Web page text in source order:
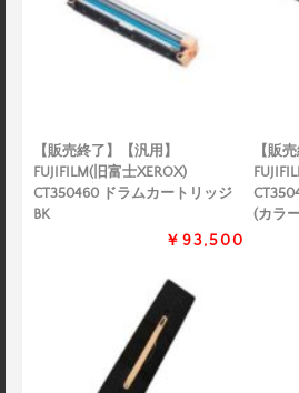
【販売終了】【汎用】
FUJIFILM(旧富士XEROX)
CT350460 ドラムカートリッジ
BK
￥93,500
【販
(カラ